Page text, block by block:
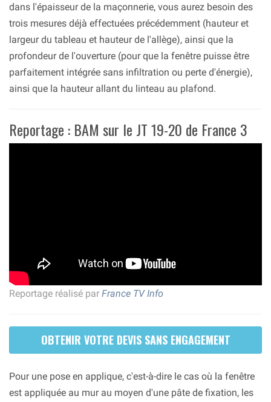
dans l'épaisseur de la maçonnerie, vous aurez besoin des
trois mesures déjà effectuées précédemment (hauteur et
largeur du tableau et hauteur de l'allège), ainsi que la
profondeur de l'ouverture (pour que la fenêtre puisse être
parfaitement intégrée sans infiltration ou perte d'énergie),
ainsi que la hauteur allant du linteau au plafond.
Reportage : BAM sur le JT 19-20 de France 3
Reportage réalisé par France TV Info
OBTENIR VOTRE DEVIS SANS ENGAGEMENT
Pour une pose en applique, c'est-à-dire le cas où la fenêtre
est appliquée au mur au moyen d'une pâte de fixation, les